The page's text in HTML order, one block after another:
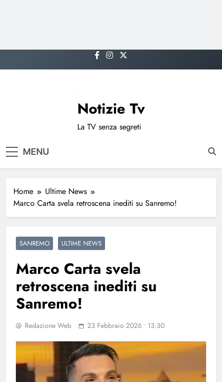
to
Notizie Tv
La TV senza segreti
MENU
Home
Ultime News
Marco Carta svela retroscena inediti su Sanremo!
SANREMO ULTIME NEWS
Marco Carta svela
retroscena inediti su
Sanremo!
Redazione Web 23 Febbraio 2026 • 13:30